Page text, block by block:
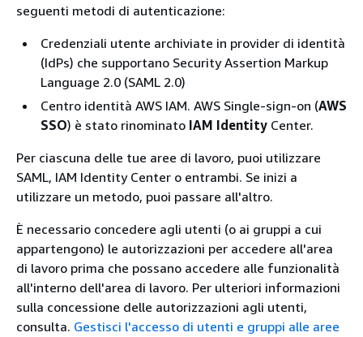
seguenti metodi di autenticazione:
Credenziali utente archiviate in provider di identità
(IdPs) che supportano Security Assertion Markup
Language 2.0 (SAML 2.0)
Centro identità AWS IAM. AWS Single-sign-on (AWS
SSO) è stato rinominato IAM Identity Center.
Per ciascuna delle tue aree di lavoro, puoi utilizzare
SAML, IAM Identity Center o entrambi. Se inizi a
utilizzare un metodo, puoi passare all'altro.
È necessario concedere agli utenti (o ai gruppi a cui
appartengono) le autorizzazioni per accedere all'area
di lavoro prima che possano accedere alle funzionalità
all'interno dell'area di lavoro. Per ulteriori informazioni
sulla concessione delle autorizzazioni agli utenti,
consulta. Gestisci l'accesso di utenti e gruppi alle aree